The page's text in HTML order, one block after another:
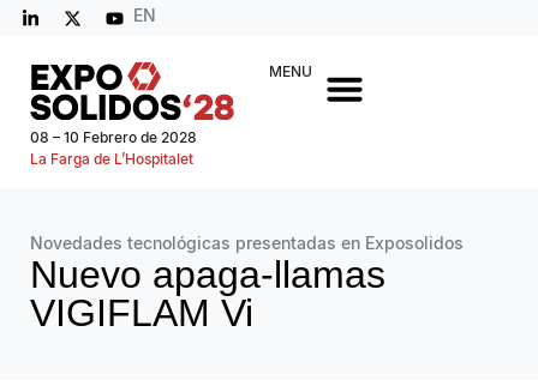
EN
08 – 10 Febrero de 2028
La Farga de L’Hospitalet
MENU
Novedades tecnológicas presentadas en Exposolidos
Nuevo apaga-llamas
VIGIFLAM Vi